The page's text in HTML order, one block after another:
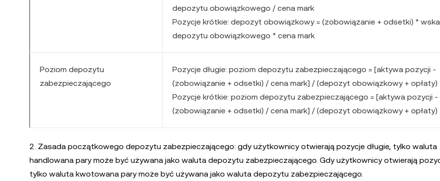
depozytu obowiązkowego / cena mark
Pozycje krótkie: depozyt obowiązkowy = (zobowiązanie + odsetki) *
depozytu obowiązkowego * cena mark
Poziom depozytu
zabezpieczającego
Pozycje długie: poziom depozytu zabezpieczającego = [aktywa pozycji -
(zobowiązanie + odsetki) / cena mark] / (depozyt obowiązkowy + opłaty)
Pozycje krótkie: poziom depozytu zabezpieczającego = [aktywa pozycji -
(zobowiązanie + odsetki) / cena mark] / (depozyt obowiązkowy + opłaty)
2. Zasada początkowego depozytu zabezpieczającego: gdy użytkownicy otwierają pozycje długie, tylko waluta
handlowana pary może być używana jako waluta depozytu zabezpieczającego. Gdy użytkownicy otwierają
tylko waluta kwotowana pary może być używana jako waluta depozytu zabezpieczającego.